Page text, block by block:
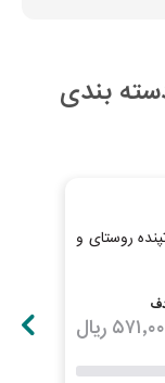
بندی
روستای و
ریال